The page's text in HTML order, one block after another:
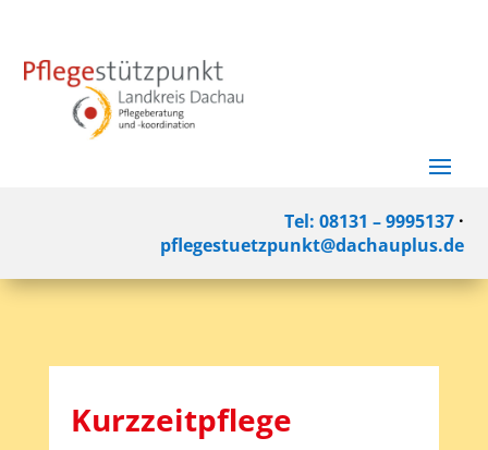
Tel: 08131 – 9995137·
pflegestuetzpunkt@dachauplus.de
Kurzzeitpflege